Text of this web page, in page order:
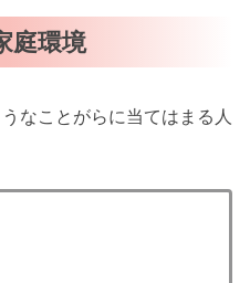
環境
なことがらに当てはまる人